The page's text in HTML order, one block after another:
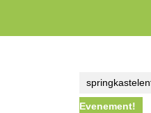
Evenement!